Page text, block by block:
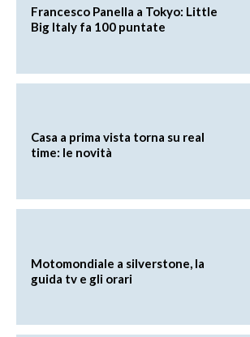
Francesco Panella a Tokyo: Little
Big Italy fa 100 puntate
Casa a prima vista torna su real
time: le novità
Motomondiale a silverstone, la
guida tv e gli orari